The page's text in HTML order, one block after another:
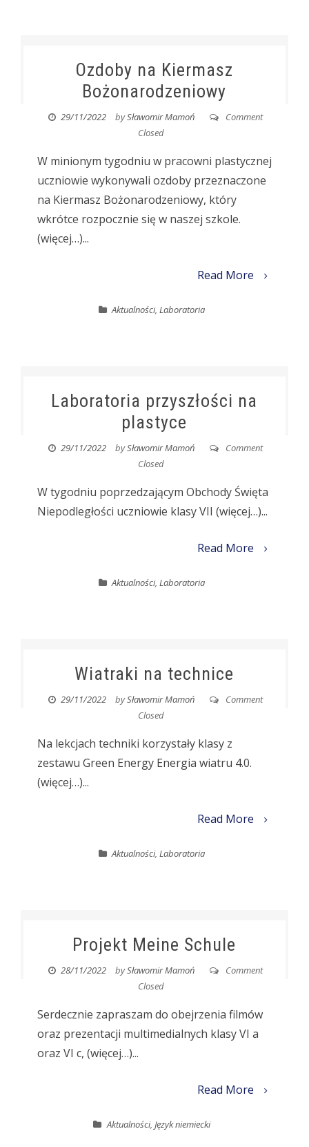
Ozdoby na Kiermasz
Bożonarodzeniowy
29/11/2022 bySławomir Mamoń
Comment
Closed
W minionym tygodniu w pracowni plastycznej
uczniowie wykonywali ozdoby przeznaczone
na Kiermasz Bożonarodzeniowy, który
wkrótce rozpocznie się w naszej szkole.
(więcej…)...
Read More
Aktualności,Laboratoria
Laboratoria przyszłości na
plastyce
29/11/2022 bySławomir Mamoń
Comment
Closed
W tygodniu poprzedzającym Obchody Święta
Niepodległości uczniowie klasy VII (więcej…)...
Read More
Aktualności,Laboratoria
Wiatraki na technice
29/11/2022 bySławomir Mamoń
Comment
Closed
Na lekcjach techniki korzystały klasy z
zestawu Green Energy Energia wiatru 4.0.
(więcej…)...
Read More
Aktualności,Laboratoria
Projekt Meine Schule
28/11/2022 bySławomir Mamoń
Comment
Closed
Serdecznie zapraszam do obejrzenia filmów
oraz prezentacji multimedialnych klasy VI a
oraz VI c, (więcej…)...
Read More
Aktualności, Język niemiecki